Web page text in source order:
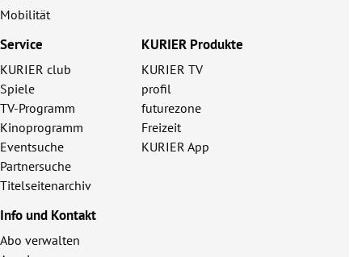
Mobilität
Service
KURIER club
Spiele
TV-Programm
Kinoprogramm
Eventsuche
Partnersuche
Titelseitenarchiv
KURIER Produkte
KURIER TV
profil
futurezone
Freizeit
KURIER App
Info und Kontakt
Abo verwalten